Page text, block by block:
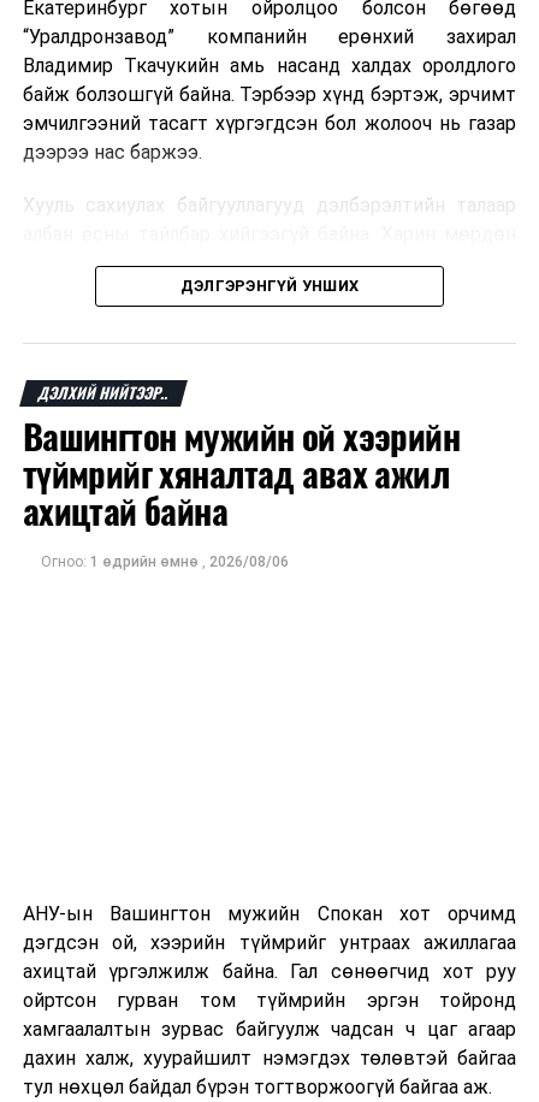
Екатеринбург хотын ойролцоо болсон бөгөөд
“Уралдронзавод” компанийн ерөнхий захирал
Владимир Ткачукийн амь насанд халдах оролдлого
байж болзошгүй байна. Тэрбээр хүнд бэртэж, эрчимт
эмчилгээний тасагт хүргэгдсэн бол жолооч нь газар
дээрээ нас баржээ.
Хууль сахиулах байгууллагууд дэлбэрэлтийн талаар
шалгах байгууллага олон нийтэд аюултай аргаар
хүний амь насанд халдахыг завдсан гэх үндэслэлээр
мэдээлжээ.
“Уралдронзавод” компани 2023 онд Екатеринбург
хотод байгуулагдсан бөгөөд нисгэгчгүй нисэх
төхөөрөмж үйлдвэрлэдэг аж. Тус компанийн 2025
оны орлого 6.2 тэрбум рубль, цэвэр ашиг нь 1.9
тэрбум рубльд хүрсэн гэж РБК мэдээлсэн байна.
Одоогоор дэлбэрэлтийн шалтгаан, хэрэгт холбоотой
ДЭЛГЭРЭНГҮЙ УНШИХ
ДЭЛХИЙ НИЙТЭЭР..
Вашингтон мужийн ой хээрийн
түймрийг хяналтад авах ажил
ахицтай байна
Огноо: 1 өдрийн өмнө , 2026/08/06
АНУ-ын Вашингтон мужийн Спокан хот орчимд
дэгдсэн ой, хээрийн түймрийг унтраах ажиллагаа
ахицтай үргэлжилж байна. Гал сөнөөгчид хот руу
ойртсон гурван том түймрийн эргэн тойронд
хамгаалалтын зурвас байгуулж чадсан ч цаг агаар
дахин халж, хуурайшилт нэмэгдэх төлөвтэй байгаа
тул нөхцөл байдал бүрэн тогтворжоогүй байгаа аж.